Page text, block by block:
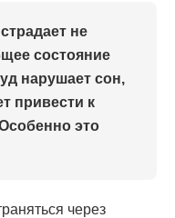
не
состояние
нарушает сон,
привести к
это
через